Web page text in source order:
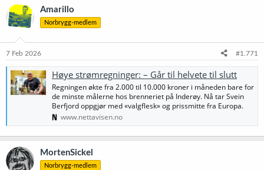
k
s
j
e
:
Amarillo
Norbrygg-medlem
7 Feb 2026 #1.771
Høye strømregninger: – Går til helvete til slutt
Regningen økte fra 2.000 til 10.000 kroner i måneden bare for
de minste målerne hos brenneriet på Inderøy. Nå tar Svein
Berfjord oppgjør med «valgflesk» og prissmitte fra Europa.
www.nettavisen.no
MortenSickel
Norbrygg-medlem